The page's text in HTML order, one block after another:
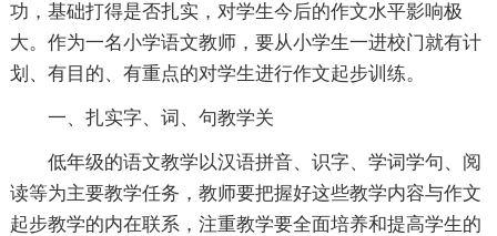
功，基础打得是否扎实，对学生今后的作文水平影响极
大。作为一名小学语文教师，要从小学生一进校门就有计
划、有目的、有重点的对学生进行作文起步训练。
一、扎实字、词、句教学关
低年级的语文教学以汉语拼音、识字、学词学句、阅
读等为主要教学任务，教师要把握好这些教学内容与作文
起步教学的内在联系，注重教学要全面培养和提高学生的